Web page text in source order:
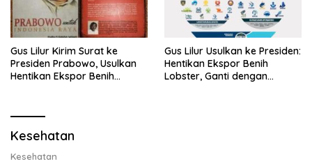
Gus Lilur Kirim Surat ke
Presiden Prabowo, Usulkan
Hentikan Ekspor Benih
Gus Lilur Usulkan ke Presiden:
Hentikan Ekspor Benih
Lobster, Ganti dengan
Kesehatan
Kesehatan